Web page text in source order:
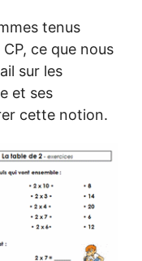
tenus
CP, ce que nous
sur les
et ses
cette notion.